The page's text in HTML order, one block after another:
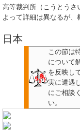
高等裁判所 （こうとうさ
よって詳細は異なるが、
日本
この節は
について
を反映し
実に遭遇
にご相談
い。